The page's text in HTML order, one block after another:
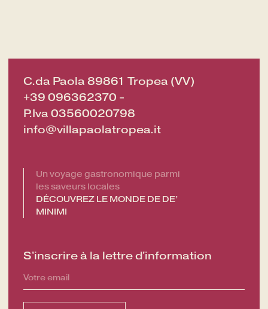
C.da Paola 89861 Tropea (VV)
+39 096362370 -
P.Iva 03560020798
info@villapaolatropea.it
Un voyage gastronomique parmi
les saveurs locales
DÉCOUVREZ LE MONDE DE DE’
MINIMI
S'inscrire à la lettre d'information